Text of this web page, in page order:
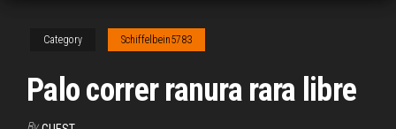
Category Schiffelbein5783
Palo correr ranura rara libre